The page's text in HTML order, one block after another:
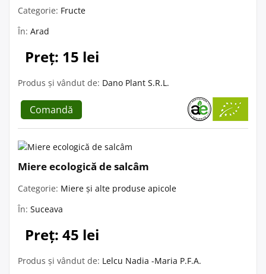
Categorie: Fructe
În: Arad
Preț: 15 lei
Produs și vândut de: Dano Plant S.R.L.
Comandă
Miere ecologică de salcâm
Categorie: Miere și alte produse apicole
În: Suceava
Preț: 45 lei
Produs și vândut de: Lelcu Nadia -Maria P.F.A.